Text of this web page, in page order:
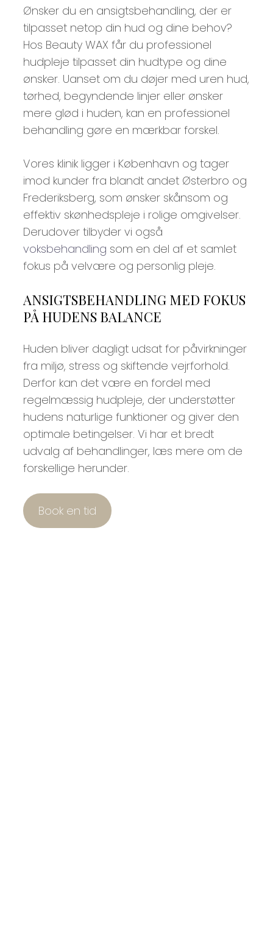
Ønsker du en ansigtsbehandling, der er
tilpasset netop din hud og dine behov?
Hos Beauty WAX får du professionel
hudpleje tilpasset din hudtype og dine
ønsker. Uanset om du døjer med uren hud,
tørhed, begyndende linjer eller ønsker
mere glød i huden, kan en professionel
behandling gøre en mærkbar forskel.
Vores klinik ligger i København og tager
imod kunder fra blandt andet Østerbro og
Frederiksberg, som ønsker skånsom og
effektiv skønhedspleje i rolige omgivelser.
Derudover tilbyder vi også
voksbehandling som en del af et samlet
fokus på velvære og personlig pleje.
ANSIGTSBEHANDLING MED FOKUS
PÅ HUDENS BALANCE
Huden bliver dagligt udsat for påvirkninger
fra miljø, stress og skiftende vejrforhold.
Derfor kan det være en fordel med
regelmæssig hudpleje, der understøtter
hudens naturlige funktioner og giver den
optimale betingelser. Vi har et bredt
udvalg af behandlinger, læs mere om de
forskellige herunder.
Book en tid